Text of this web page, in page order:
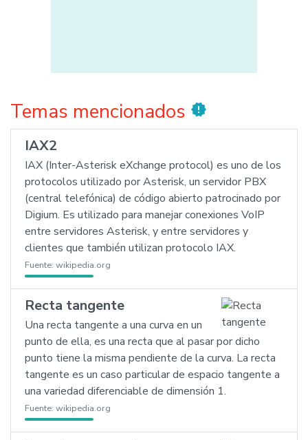
Temas mencionados new_releases
IAX2
IAX (Inter-Asterisk eXchange protocol) es uno de los
protocolos utilizado por Asterisk, un servidor PBX
(central telefónica) de código abierto patrocinado por
Digium. Es utilizado para manejar conexiones VoIP
entre servidores Asterisk, y entre servidores y
clientes que también utilizan protocolo IAX.
Fuente: wikipedia.org
Recta tangente
Una recta tangente a una curva en un
punto de ella, es una recta que al pasar por dicho
punto tiene la misma pendiente de la curva. La recta
tangente es un caso particular de espacio tangente a
una variedad diferenciable de dimensión 1.
Fuente: wikipedia.org